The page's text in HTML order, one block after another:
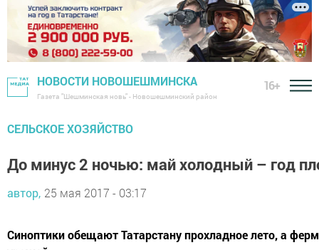
НОВОСТИ НОВОШЕШМИНСКА
Газета "Шешминская новь" - Новошешминский район
16+
СЕЛЬСКОЕ ХОЗЯЙСТВО
До минус 2 ночью: май холодный – год
автор, 25 мая 2017 - 03:17
Синоптики обещают Татарстану прохладное лето, а